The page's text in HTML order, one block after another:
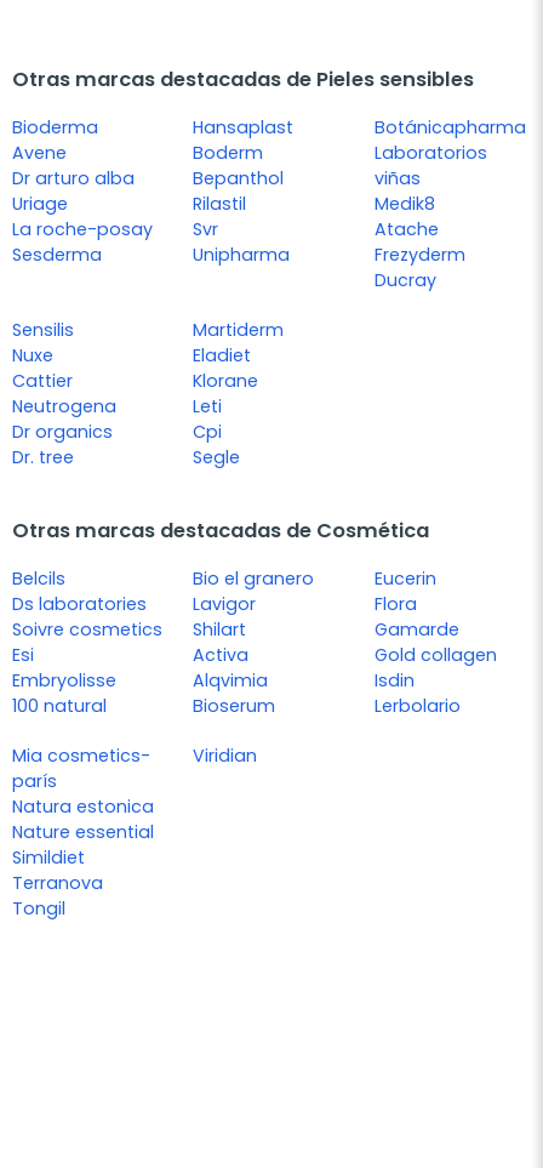
Otras marcas destacadas de Pieles sensibles
Bioderma
Avene
Dr arturo alba
Uriage
La roche-posay
Sesderma
Hansaplast
Boderm
Bepanthol
Rilastil
Svr
Unipharma
Botánicapharma
Laboratorios
viñas
Medik8
Atache
Frezyderm
Ducray
Sensilis
Nuxe
Cattier
Neutrogena
Dr organics
Dr. tree
Martiderm
Eladiet
Klorane
Leti
Cpi
Segle
Otras marcas destacadas de Cosmética
Belcils
Ds laboratories
Soivre cosmetics
Esi
Embryolisse
100 natural
Bio el granero
Lavigor
Shilart
Activa
Alqvimia
Bioserum
Eucerin
Flora
Gamarde
Gold collagen
Isdin
Lerbolario
Mia cosmetics-
parís
Natura estonica
Nature essential
Simildiet
Terranova
Tongil
Viridian